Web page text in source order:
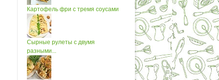
Картофель фри с тремя соусами
Сырные рулеты с двумя
разными...